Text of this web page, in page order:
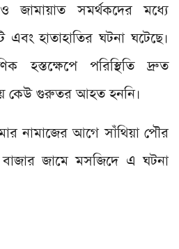
জামায়াত সমর্থকদের মধ্যে
এবং হাতাহাতির ঘটনা ঘটেছে।
হস্তক্ষেপে পরিস্থিতি দ্রুত
কেউ গুরুতর আহত হননি।
নামাজের আগে সাঁথিয়া পৌর
জামে মসজিদে এ ঘটনা